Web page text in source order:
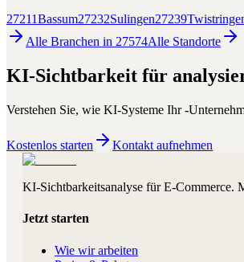
27211Bassum27232Sulingen27239
Alle Branchen in 27574Alle Standorte
KI-Sichtbarkeit für
Verstehen Sie, wie KI-Systeme Ihr-
Kostenlos starten Kontakt aufnehmen
KI-Sichtbarkeitsanalyse für E-Commerce.
Jetzt starten
Wie wir arbeiten